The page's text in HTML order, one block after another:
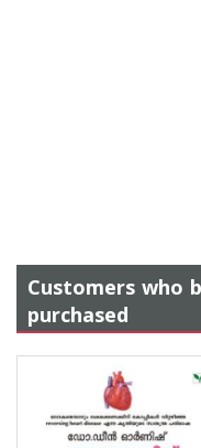
Customers who
purchased